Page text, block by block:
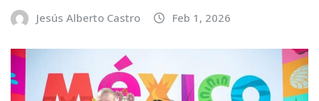
Jesús Alberto Castro Feb 1, 2026